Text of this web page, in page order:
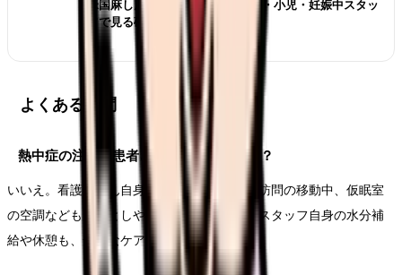
米国麻しんアウトブレイク、外来・小児・妊娠中スタッ
フで見る確認リスト
よくある質問
熱中症の注意は患者さん向けだけですか？
いいえ。看護師さん自身の夜勤前後の体調、訪問の移動中、仮眠室
の空調なども見落としやすいポイントです。スタッフ自身の水分補
給や休憩も、安全なケアの前提になります。